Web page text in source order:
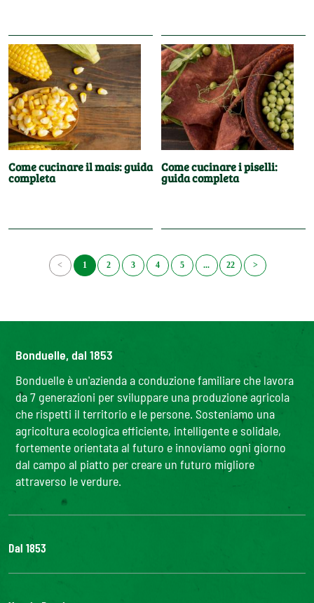
Come cucinare il mais: guida
completa
Come cucinare i piselli:
guida completa
< 1 2 3 4 5 ... 22 >
Bonduelle, dal 1853
Bonduelle è un'azienda a conduzione familiare che lavora
da 7 generazioni per sviluppare una produzione agricola
che rispetti il territorio e le persone. Sosteniamo una
agricoltura ecologica efficiente, intelligente e solidale,
fortemente orientata al futuro e innoviamo ogni giorno
dal campo al piatto per creare un futuro migliore
attraverso le verdure.
Dal 1853
Il Gruppo